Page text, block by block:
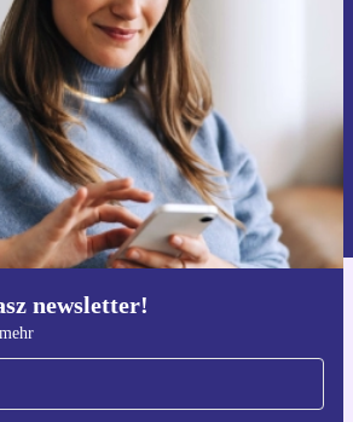
newsletter!
Zarejestruj się
danych osobowych znajdują się w
Pobierz aplikację refurbed
Dla iOS i Android